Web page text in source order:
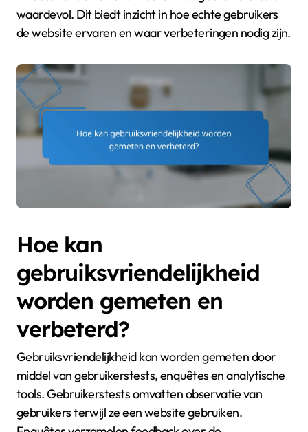
waardevol. Dit biedt inzicht in hoe echte gebruikers
de website ervaren en waar verbeteringen nodig zijn.
Hoe kan
gebruiksvriendelijkheid
worden gemeten en
verbeterd?
Gebruiksvriendelijkheid kan worden gemeten door
middel van gebruikerstests, enquêtes en analytische
tools. Gebruikerstests omvatten observatie van
gebruikers terwijl ze een website gebruiken.